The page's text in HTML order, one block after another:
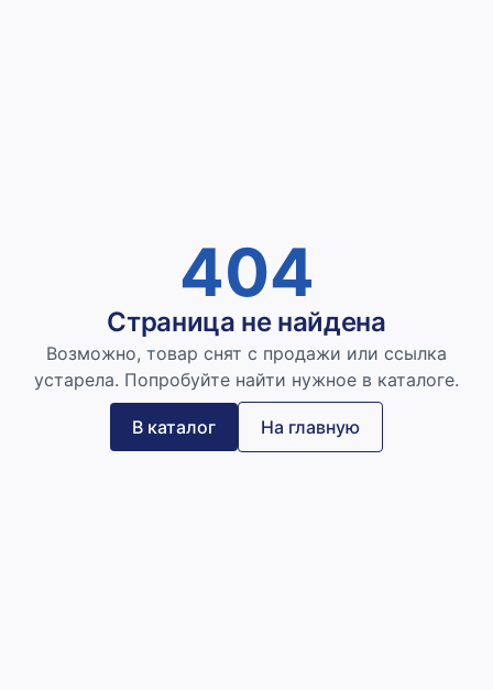
404
Страница не найдена
Возможно, товар снят с продажи или ссылка
устарела. Попробуйте найти нужное в каталоге.
В каталог На главную